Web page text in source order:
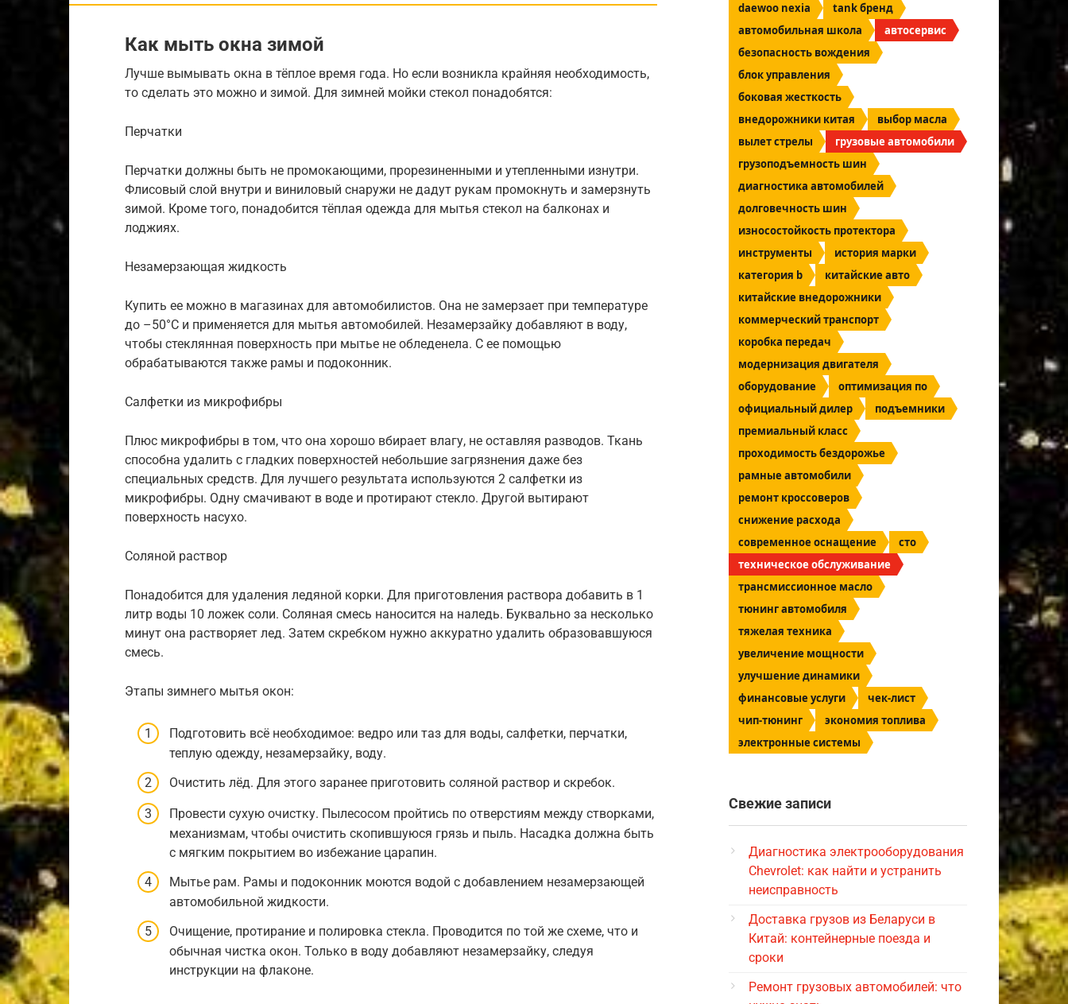
Как мыть окна зимой
Лучше вымывать окна в тёплое время года. Но если возникла крайняя необходимость,
то сделать это можно и зимой. Для зимней мойки стекол понадобятся:
Перчатки
Перчатки должны быть не промокающими, прорезиненными и утепленными изнутри.
Флисовый слой внутри и виниловый снаружи не дадут рукам промокнуть и замерзнуть
зимой. Кроме того, понадобится тёплая одежда для мытья стекол на балконах и
лоджиях.
Незамерзающая жидкость
Купить ее можно в магазинах для автомобилистов. Она не замерзает при температуре
до –50°С и применяется для мытья автомобилей. Незамерзайку добавляют в воду,
чтобы стеклянная поверхность при мытье не обледенела. С ее помощью
обрабатываются также рамы и подоконник.
Салфетки из микрофибры
Плюс микрофибры в том, что она хорошо вбирает влагу, не оставляя разводов. Ткань
способна удалить с гладких поверхностей небольшие загрязнения даже без
специальных средств. Для лучшего результата используются 2 салфетки из
микрофибры. Одну смачивают в воде и протирают стекло. Другой вытирают
поверхность насухо.
Соляной раствор
Понадобится для удаления ледяной корки. Для приготовления раствора добавить в 1
литр воды 10 ложек соли. Соляная смесь наносится на наледь. Буквально за несколько
минут она растворяет лед. Затем скребком нужно аккуратно удалить образовавшуюся
смесь.
Этапы зимнего мытья окон:
Подготовить всё необходимое: ведро или таз для воды, салфетки, перчатки,
теплую одежду, незамерзайку, воду.
Очистить лёд. Для этого заранее приготовить соляной раствор и скребок.
Провести сухую очистку. Пылесосом пройтись по отверстиям между створками,
механизмам, чтобы очистить скопившуюся грязь и пыль. Насадка должна быть
с мягким покрытием во избежание царапин.
Мытье рам. Рамы и подоконник моются водой с добавлением незамерзающей
автомобильной жидкости.
Очищение, протирание и полировка стекла. Проводится по той же схеме, что и
обычная чистка окон. Только в воду добавляют незамерзайку, следуя
инструкции на флаконе.
daewoo nexia
tank бренд
автомобильная школа
автосервис
безопасность вождения
блок управления
боковая жесткость
внедорожники китая
выбор масла
вылет стрелы
грузовые автомобили
грузоподъемность шин
диагностика автомобилей
долговечность шин
износостойкость протектора
инструменты
история марки
категория b
китайские авто
китайские внедорожники
коммерческий транспорт
коробка передач
модернизация двигателя
оборудование
оптимизация по
официальный дилер
подъемники
премиальный класс
проходимость бездорожье
рамные автомобили
ремонт кроссоверов
снижение расхода
современное оснащение
сто
техническое обслуживание
трансмиссионное масло
тюнинг автомобиля
тяжелая техника
увеличение мощности
улучшение динамики
финансовые услуги
чек-лист
чип-тюнинг
экономия топлива
электронные системы
Свежие записи
Диагностика электрооборудования
Chevrolet: как найти и устранить
неисправность
Доставка грузов из Беларуси в
Китай: контейнерные поезда и
сроки
Ремонт грузовых автомобилей: что